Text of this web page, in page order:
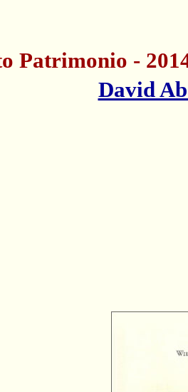
Patrimonio -
David